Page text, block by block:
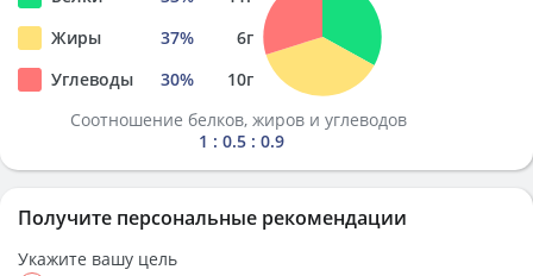
Жиры
37% 6г
Углеводы
30% 10г
Соотношение белков, жиров и углеводов
1 : 0.5 : 0.9
Получите персональные рекомендации
Укажите вашу цель